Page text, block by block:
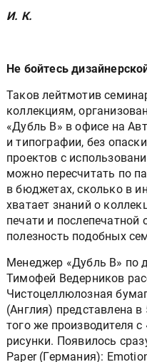
И. К.
Не бойтесь
Таков лейтмотив
коллекциям,
«Дубль В» в офисе на
и типографии, без
проектов с
можно пересчитать по
в бюджетах, сколько в
хватает знаний о
печати и послепечатной
полезность подобных
Менеджер «Дубль В» по
Тимофей Ведерников
Чистоцеллюлозная
(Англия) представлена
того же производителя
рисунки. Появилось
Paper (Германия):